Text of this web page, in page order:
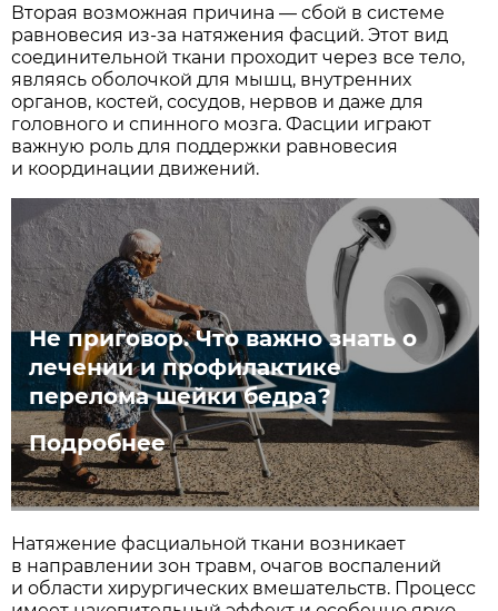
Вторая возможная причина — сбой в системе
равновесия из-за натяжения фасций. Этот вид
соединительной ткани проходит через все тело,
являясь оболочкой для мышц, внутренних
органов, костей, сосудов, нервов и даже для
головного и спинного мозга. Фасции играют
важную роль для поддержки равновесия
и координации движений.
Не приговор. Что важно знать о
лечении и профилактике
перелома шейки бедра?
Подробнее
Натяжение фасциальной ткани возникает
в направлении зон травм, очагов воспалений
и области хирургических вмешательств. Процесс